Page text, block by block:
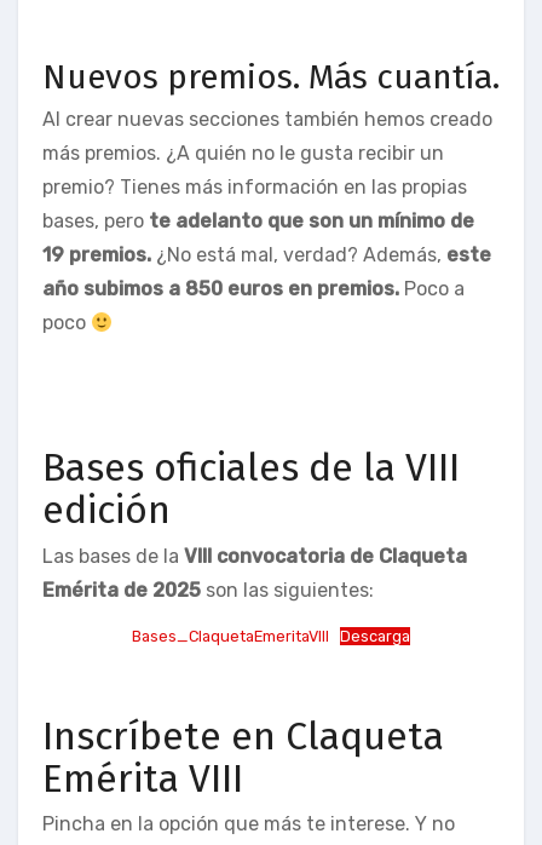
Nuevos premios. Más cuantía.
Al crear nuevas secciones también hemos creado
más premios. ¿A quién no le gusta recibir un
premio? Tienes más información en las propias
bases, pero te adelanto que son un mínimo de
19 premios. ¿No está mal, verdad? Además, este
año subimos a 850 euros en premios. Poco a
poco
Bases oficiales de la VIII
edición
Las bases de la VIII convocatoria de Claqueta
Emérita de 2025 son las siguientes:
Bases_ClaquetaEmeritaVIII Descarga
Inscríbete en Claqueta
Emérita VIII
Pincha en la opción que más te interese. Y no